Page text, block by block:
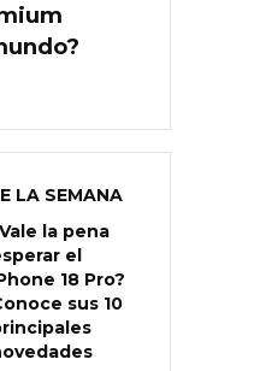
LA SEMANA
la pena
el
18 Pro?
sus 10